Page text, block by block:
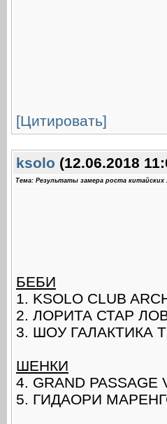
[Цитировать]
ksolo (12.06.2018
Тема: Результаты замера роста
БЕБИ
1. KSOLO CLUB
2. ЛОРИТА СТАР
3. ШОУ ГАЛАКТИКА
ШЕНКИ
4. GRAND PASSAGE
5. ГИДАОРИ